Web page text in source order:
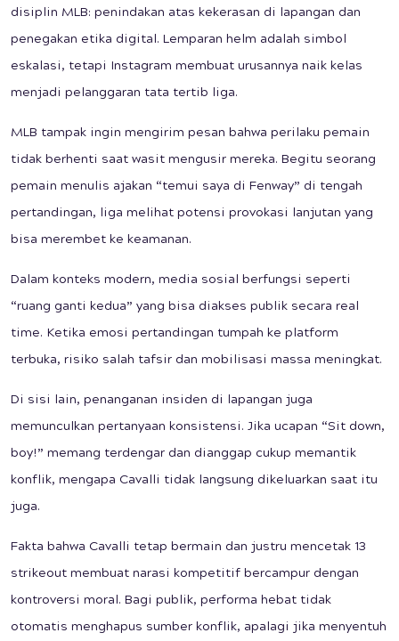
disiplin MLB: penindakan atas kekerasan di lapangan dan
penegakan etika digital. Lemparan helm adalah simbol
eskalasi, tetapi Instagram membuat urusannya naik kelas
menjadi pelanggaran tata tertib liga.
MLB tampak ingin mengirim pesan bahwa perilaku pemain
tidak berhenti saat wasit mengusir mereka. Begitu seorang
pemain menulis ajakan “temui saya di Fenway” di tengah
pertandingan, liga melihat potensi provokasi lanjutan yang
bisa merembet ke keamanan.
Dalam konteks modern, media sosial berfungsi seperti
“ruang ganti kedua” yang bisa diakses publik secara real
time. Ketika emosi pertandingan tumpah ke platform
terbuka, risiko salah tafsir dan mobilisasi massa meningkat.
Di sisi lain, penanganan insiden di lapangan juga
memunculkan pertanyaan konsistensi. Jika ucapan “Sit down,
boy!” memang terdengar dan dianggap cukup memantik
konflik, mengapa Cavalli tidak langsung dikeluarkan saat itu
juga.
Fakta bahwa Cavalli tetap bermain dan justru mencetak 13
strikeout membuat narasi kompetitif bercampur dengan
kontroversi moral. Bagi publik, performa hebat tidak
otomatis menghapus sumber konflik, apalagi jika menyentuh